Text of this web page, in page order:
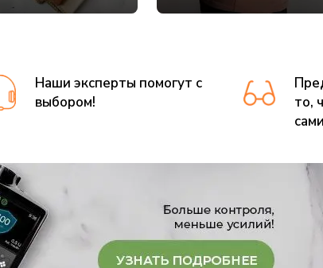
Наши эксперты помогут с
выбором!
то,
сами